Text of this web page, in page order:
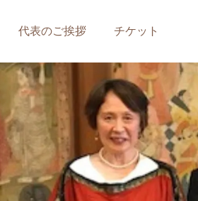
代表のご挨拶 チケット